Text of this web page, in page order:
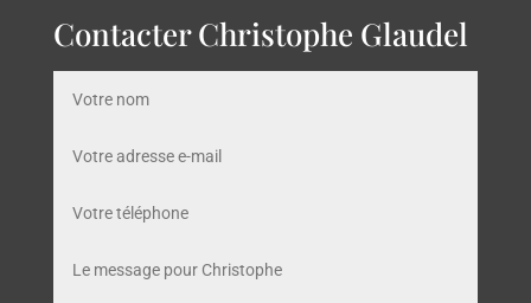
Contacter Christophe Glaudel